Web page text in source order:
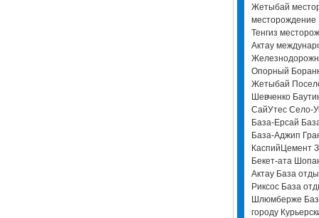
Жетыбай
Тенгиз
Актау
Опорный
Жетыбай
Шевченко
СайУтес Село-
База-Ерсай
База-Аджип
КаспийЦемент
Бекет-ата
Актау База
Риксос База
Шлюмберже
городу